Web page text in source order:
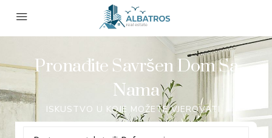
Pronađite Savršen Dom Sa
Nama
ISKUSTVO U KOJE MOŽETE VJEROVATI